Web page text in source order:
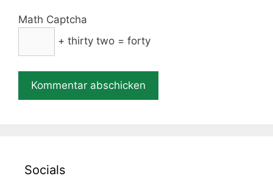
Math Captcha
+ thirty two = forty
Socials